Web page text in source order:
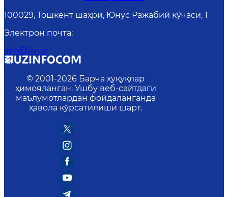
100029, Тошкент шаҳри, Юнус Ражабий кўчаси, 1
Электрон почта:
info@iiv.uz
© 2001-2026 Барча ҳуқуқлар
ҳимояланган. Ушбу веб-сайтдаги
маълумотлардан фойдаланганда
ҳавола кўрсатилиши шарт.